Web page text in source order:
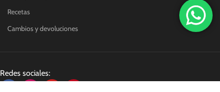
Recetas
Cambios y devoluciones
Redes sociales: